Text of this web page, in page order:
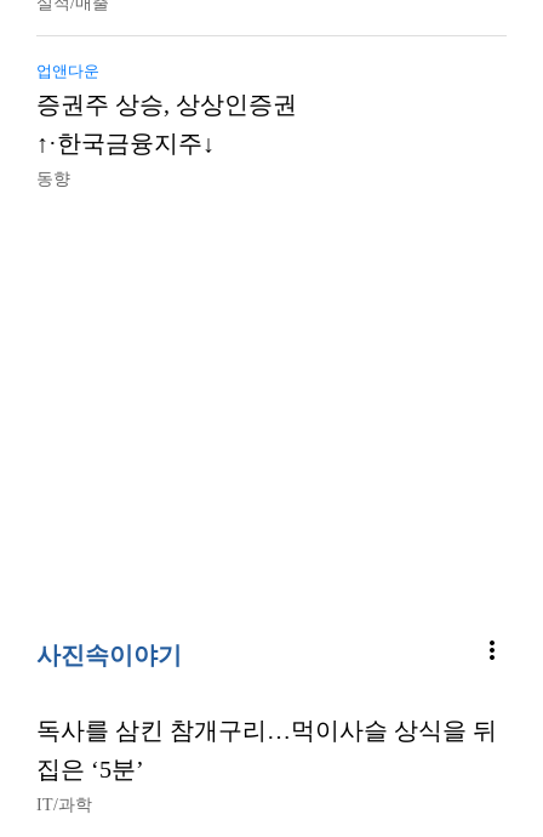
업앤다운
증권주 상승, 상상인증권
↑·한국금융지주↓
동향
사진속이야기 more_vert
독사를 삼킨 참개구리…먹이사슬 상식을 뒤
집은 ‘5분’
IT/과학